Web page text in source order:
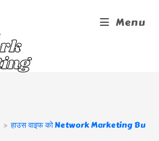
Menu
> हाउस वाइफ को Network Marketing